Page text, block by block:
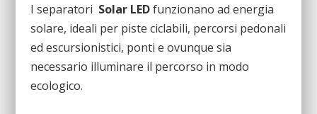
I separatori Solar LEDfunzionano ad energia
solare, ideali per piste ciclabili, percorsi pedonali
ed escursionistici, ponti e ovunque sia
necessario illuminare il percorso in modo
ecologico.